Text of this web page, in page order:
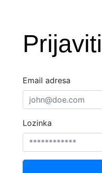
Email adresa
Lozinka